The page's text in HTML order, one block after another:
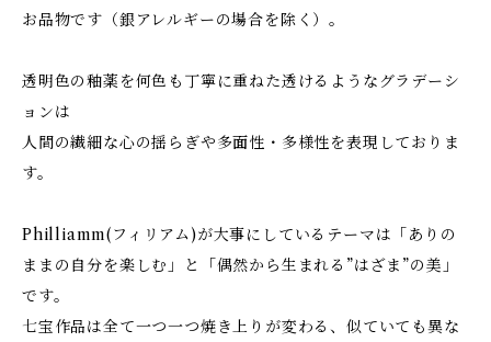
お品物です（銀アレルギーの場合を除く）。
透明色の釉薬を何色も丁寧に重ねた透けるようなグラデーシ
ョンは
人間の繊細な心の揺らぎや多面性・多様性を表現しておりま
す。
Philliamm(フィリアム)が大事にしているテーマは「ありの
ままの自分を楽しむ」と「偶然から生まれる”はざま”の美」
です。
七宝作品は全て一つ一つ焼き上りが変わる、似ていても異な